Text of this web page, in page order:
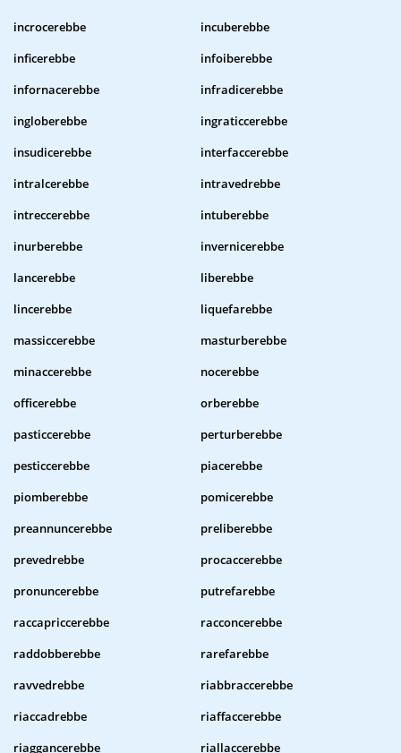
incrocerebbe
incuberebbe
inficerebbe
infoiberebbe
infornacerebbe
infradicerebbe
ingloberebbe
ingraticcerebbe
insudicerebbe
interfaccerebbe
intralcerebbe
intravedrebbe
intreccerebbe
intuberebbe
inurberebbe
invernicerebbe
lancerebbe
liberebbe
lincerebbe
liquefarebbe
massiccerebbe
masturberebbe
minaccerebbe
nocerebbe
officerebbe
orberebbe
pasticcerebbe
perturberebbe
pesticcerebbe
piacerebbe
piomberebbe
pomicerebbe
preannuncerebbe
preliberebbe
prevedrebbe
procaccerebbe
pronuncerebbe
putrefarebbe
raccapriccerebbe
racconcerebbe
raddobberebbe
rarefarebbe
ravvedrebbe
riabbraccerebbe
riaccadrebbe
riaffaccerebbe
riaggancerebbe
riallaccerebbe